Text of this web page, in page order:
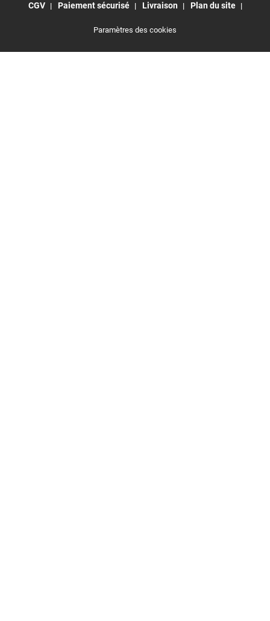
CGV Paiement sécurisé Livraison Plan du site
Paramètres des cookies